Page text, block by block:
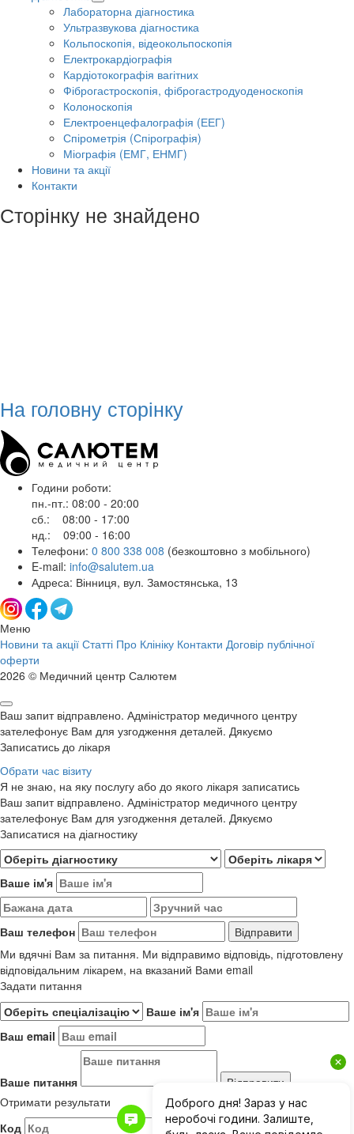
Лабораторна діагностика
Ультразвукова діагностика
Кольпоскопія, відеокольпоскопія
Електрокардіографія
Кардіотокографія вагітних
Фіброгастроскопія, фіброгастродуоденоскопія
Колоноскопія
Електроенцефалографія (ЕЕГ)
Спірометрія (Спірографія)
Міографія (ЕМГ, ЕНМГ)
Новини та акції
Контакти
Сторінку не знайдено
На головну сторінку
Години роботи:
пн.-пт.: 08:00 - 20:00
сб.: 08:00 - 17:00
нд.: 09:00 - 16:00
Телефони: 0 800 338 008 (безкоштовно з мобільного)
E-mail: info@salutem.ua
Адреса: Вінниця, вул. Замостянська, 13
Меню
Новини та акції Статті Про Клініку Контакти Договір публічної
оферти
2026 © Медичний центр Салютем
Ваш запит відправлено. Адміністратор медичного центру
зателефонує Вам для узгодження деталей. Дякуємо
Записатись до лікаря
Обрати час візиту
Я не знаю, на яку послугу або до якого лікаря записатись
Ваш запит відправлено. Адміністратор медичного центру
зателефонує Вам для узгодження деталей. Дякуємо
Записатися на діагностику
Ваше ім'я
Ваш телефон
Ми вдячні Вам за питання. Ми відправимо відповідь, підготовлену
відповідальним лікарем, на вказаний Вами email
Задати питання
Ваше ім'я
Ваш email
Ваше питання
Отримати результати
Код
Результати до 01.06.2019